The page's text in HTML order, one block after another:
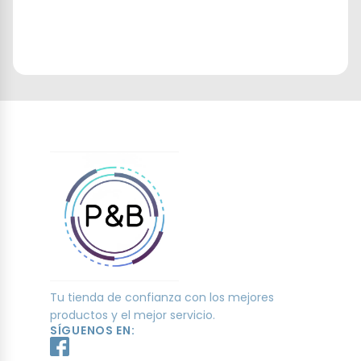
Tu tienda de confianza con los mejores
productos y el mejor servicio.
SÍGUENOS EN: